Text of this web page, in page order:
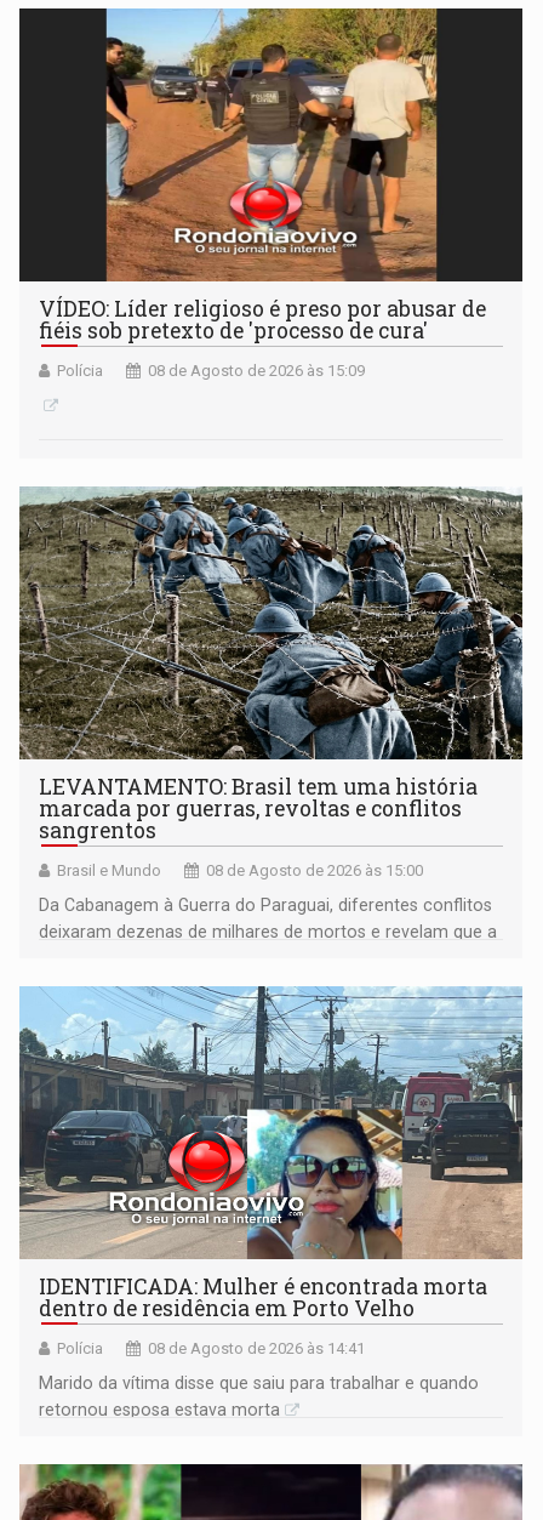
VÍDEO: Líder religioso é preso por abusar de
fiéis sob pretexto de 'processo de cura'
Polícia 08 de Agosto de 2026 às 15:09
LEVANTAMENTO: Brasil tem uma história
marcada por guerras, revoltas e conflitos
sangrentos
Brasil e Mundo 08 de Agosto de 2026 às 15:00
Da Cabanagem à Guerra do Paraguai, diferentes conflitos
deixaram dezenas de milhares de mortos e revelam que a
territoriais e sociais
IDENTIFICADA: Mulher é encontrada morta
dentro de residência em Porto Velho
Polícia 08 de Agosto de 2026 às 14:41
Marido da vítima disse que saiu para trabalhar e quando
retornou esposa estava morta